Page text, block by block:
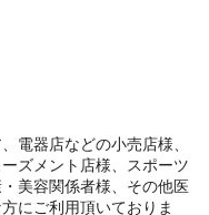
電器店などの小売店様、
ズメント店様、スポーツ
美容関係者様、その他医
にご利用頂いておりま